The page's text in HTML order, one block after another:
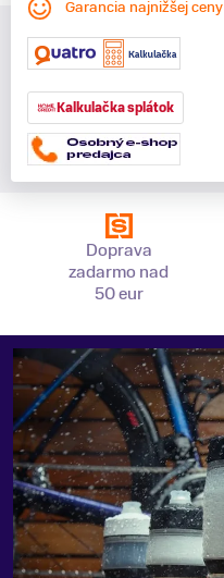
Garancia najnižšej ceny
Kalkulačka splátok
Doprava
zadarmo nad
50 eur